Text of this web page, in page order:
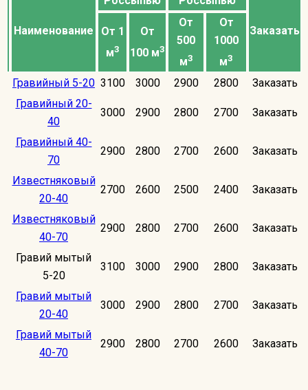
Наименование Заказать
От 1
м3
От
100 м3
От
500
м3
От
1000
м3
Гравийный 5-20 3100 3000 2900 2800
Заказать
Гравийный 20-
40
3000 2900 2800 2700 Заказать
Гравийный 40-
70
2900 2800 2700 2600 Заказать
Известняковый
20-40
2700 2600 2500 2400 Заказать
Известняковый
40-70
2900 2800 2700 2600 Заказать
Гравий мытый
5-20
3100 3000 2900 2800 Заказать
Гравий мытый
20-40
3000 2900 2800 2700 Заказать
Гравий мытый
40-70
2900 2800 2700 2600 Заказать